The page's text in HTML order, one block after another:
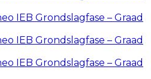
IEB Grondslagfase – Graad
IEB Grondslagfase – Graad
IEB Grondslagfase – Graad